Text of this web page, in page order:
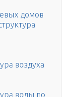
домов
воздуха
воды по